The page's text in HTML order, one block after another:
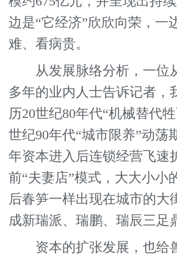
边是“它经济”欣欣向荣，一
难、看病贵。
从发展脉络分析，一位
多年的业内人士告诉记者，
历20世纪80年代“机械替代
世纪90年代“城市限养”动荡
年资本进入后连锁经营飞速
前“夫妻店”模式，大大小小
后春笋一样出现在城市的大
成新瑞派、瑞鹏、瑞辰三足
资本的扩张发展，也给